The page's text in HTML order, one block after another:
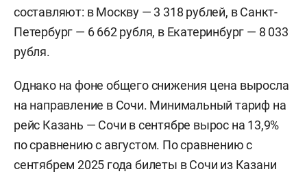
составляют: в Москву — 3 318 рублей, в Санкт-
Петербург — 6 662 рубля, в Екатеринбург — 8 033
рубля.
Однако на фоне общего снижения цена выросла
на направление в Сочи. Минимальный тариф на
рейс Казань — Сочи в сентябре вырос на 13,9%
по сравнению с августом. По сравнению с
сентябрем 2025 года билеты в Сочи из Казани